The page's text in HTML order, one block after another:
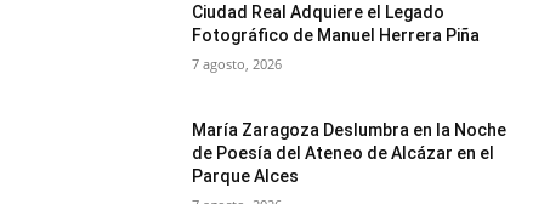
Ciudad Real Adquiere el Legado
Fotográfico de Manuel Herrera Piña
7 agosto, 2026
María Zaragoza Deslumbra en la Noche
de Poesía del Ateneo de Alcázar en el
Parque Alces